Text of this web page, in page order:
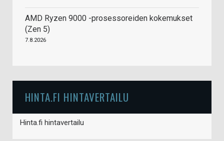
AMD Ryzen 9000 -prosessoreiden kokemukset
(Zen 5)
7.8.2026
HINTA.FI HINTAVERTAILU
Hinta.fi hintavertailu